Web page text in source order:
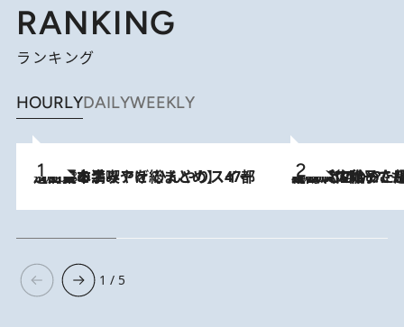
RANKING
ランキング
HOURLYDAILYWEEKLY
2026.8.5
【西日本エリアを総まとめ】 47都道府県の手みやげ ひんやりスイーツで夏を満喫 2026.8.5
【阿川佐和子さんの年とる力】なぜ70代で始めた趣味は“こんなに楽しい”のか？ ピアノ、俳句…スランプに陥っても続けられる“ある秘訣”とは
1 / 5